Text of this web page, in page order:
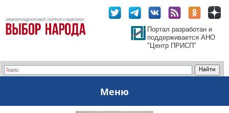
Портал разработан и
поддерживается АНО
"Центр ПРИСП"
Меню